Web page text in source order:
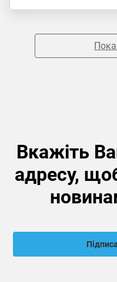
Вкажіть
адресу,